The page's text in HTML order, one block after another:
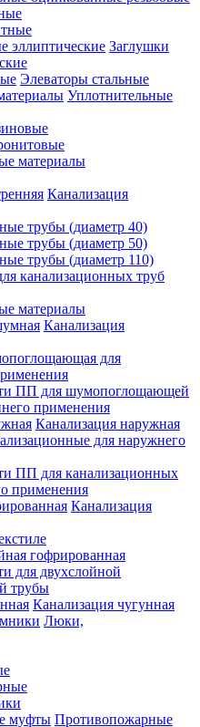
Заглушки
Элеваторы стальные
Уплотнительные
материалы
Канализация
трубы (диаметр 40)
трубы (диаметр 50)
трубы (диаметр 110)
канализационных труб
материалы
Канализация
для
ПП для шумопоглощающей
применения
Канализация наружная
для наружнего
ПП для канализационных
применения
Канализация
гофрированная
для двухслойной
трубы
Канализация чугунная
Люки,
Противопожарные